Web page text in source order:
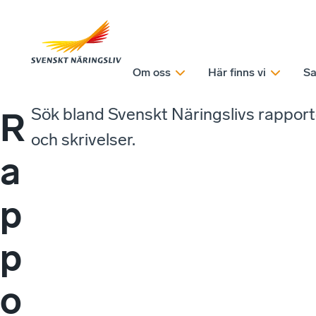
Om oss Här finns vi
R
a
p
p
o
Sök bland Svenskt Näringslivs
och skrivelser.